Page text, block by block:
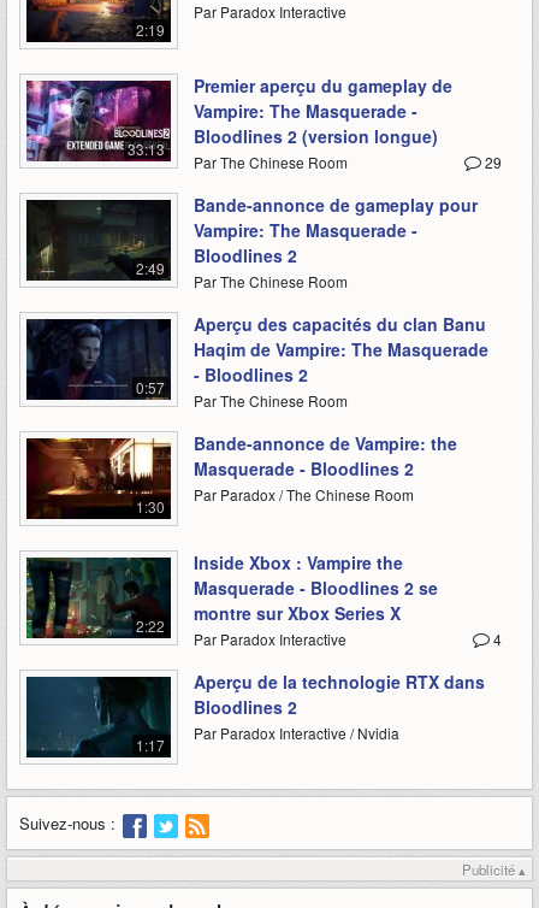
2:19
Par Paradox Interactive
33:13
Premier aperçu du gameplay de
Vampire: The Masquerade -
Bloodlines 2 (version longue)
29
Par The Chinese Room
2:49
Bande-annonce de gameplay pour
Vampire: The Masquerade -
Bloodlines 2
Par The Chinese Room
0:57
Aperçu des capacités du clan Banu
Haqim de Vampire: The Masquerade
- Bloodlines 2
Par The Chinese Room
1:30
Bande-annonce de Vampire: the
Masquerade - Bloodlines 2
Par Paradox / The Chinese Room
2:22
Inside Xbox : Vampire the
Masquerade - Bloodlines 2 se
montre sur Xbox Series X
4
Par Paradox Interactive
1:17
Aperçu de la technologie RTX dans
Bloodlines 2
Par Paradox Interactive / Nvidia
Suivez-nous :
Publicité ▴